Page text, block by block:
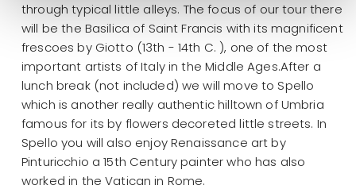
through typical little alleys. The focus of our tour there
will be the Basilica of Saint Francis with its magnificent
frescoes by Giotto (13th - 14th C. ), one of the most
important artists of Italy in the Middle Ages.After a
lunch break (not included) we will move to Spello
which is another really authentic hilltown of Umbria
famous for its by flowers decoreted little streets. In
Spello you will also enjoy Renaissance art by
Pinturicchio a 15th Century painter who has also
worked in the Vatican in Rome.